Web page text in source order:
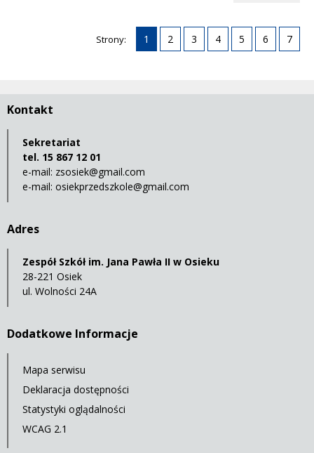
Strony: 1 2 3 4 5 6 7
Kontakt
Sekretariat
tel. 15 867 12 01
e-mail: zsosiek@gmail.com
e-mail: osiekprzedszkole@gmail.com
Adres
Zespół Szkół im. Jana Pawła II w Osieku
28-221 Osiek
ul. Wolności 24A
Dodatkowe Informacje
Mapa serwisu
Deklaracja dostępności
Statystyki oglądalności
WCAG 2.1